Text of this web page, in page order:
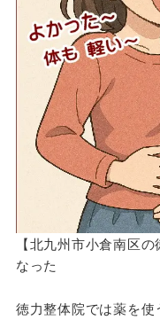
【北九州市小倉南区
なった
徳力整体院では薬を